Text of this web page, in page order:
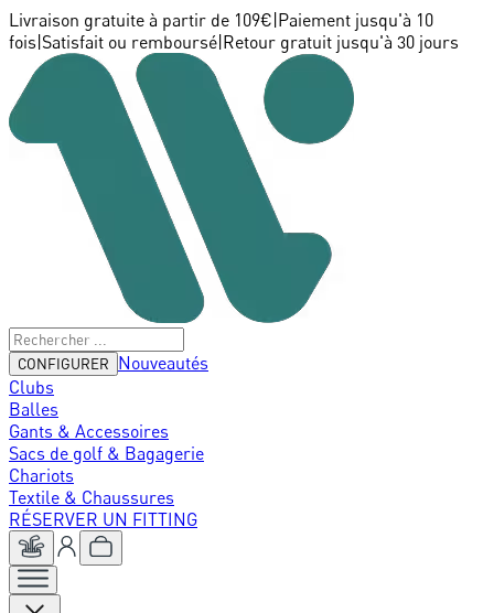
Livraison gratuite à partir de 109€ Paiement jusqu'à 10
fois Satisfait ou remboursé Retour gratuit jusqu'à 30 jours
CONFIGURER
Nouveautés
Clubs
Balles
Gants & Accessoires
Sacs de golf & Bagagerie
Chariots
Textile & Chaussures
RÉSERVER UN FITTING